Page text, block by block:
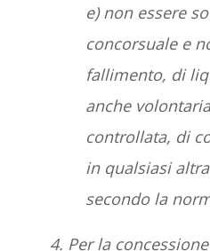
e) non essere
concorsuale e
fallimento, di
anche
controllata, di
in qualsiasi
secondo la
4. Per la